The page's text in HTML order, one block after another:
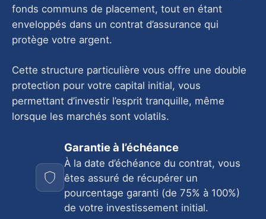
fonds communs de placement, tout en étant
enveloppés dans un contrat d’assurance qui
protège votre argent.
Cette structure particulière vous offre une double
protection pour votre capital initial, vous
permettant d’investir l’esprit tranquille, même
lorsque les marchés sont volatils.
Garantie à l’échéance
À la date d’échéance du contrat, vous
êtes assuré de récupérer un
pourcentage garanti (de 75% à 100%)
de votre investissement initial.